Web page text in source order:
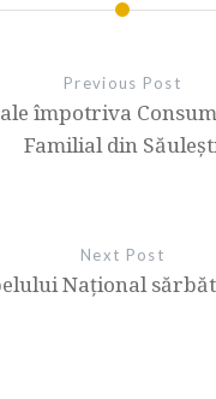
Previous Post
împotriva
Familial din
Next Post
Național